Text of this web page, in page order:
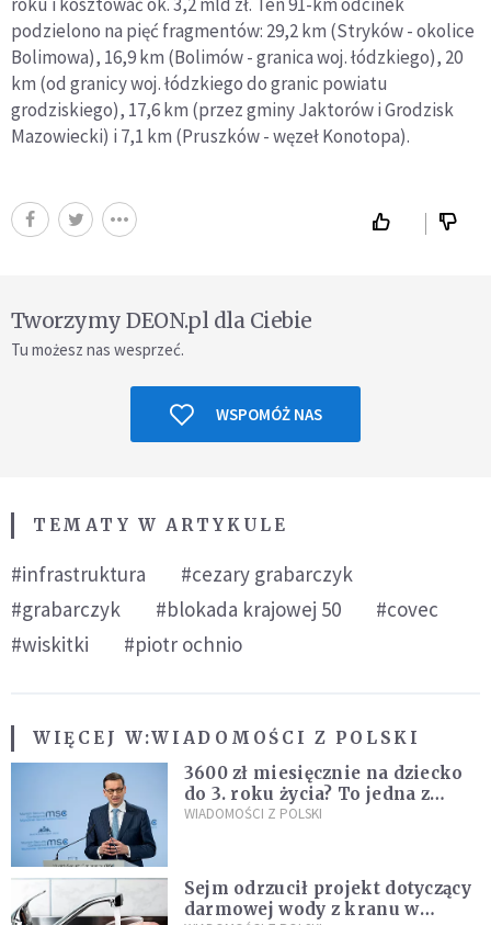
podzielono na pięć fragmentów: 29,2 km (Stryków - okolice
Bolimowa), 16,9 km (Bolimów - granica woj. łódzkiego), 20
km (od granicy woj. łódzkiego do granic powiatu
grodziskiego), 17,6 km (przez gminy Jaktorów i Grodzisk
Mazowiecki) i 7,1 km (Pruszków - węzeł Konotopa).
Tworzymy DEON.pl dla Ciebie
Tu możesz nas wesprzeć.
WSPOMÓŻ NAS
TEMATY W ARTYKULE
#infrastruktura
#cezary grabarczyk
#grabarczyk
#blokada krajowej 50
#covec
#wiskitki
#piotr ochnio
WIĘCEJ W:WIADOMOŚCI Z POLSKI
3600 zł miesięcznie na dziecko
do 3. roku życia? To jedna z
propozycji programu "Rozwój
WIADOMOŚCI Z POLSKI
Sejm odrzucił projekt dotyczący
darmowej wody z kranu w